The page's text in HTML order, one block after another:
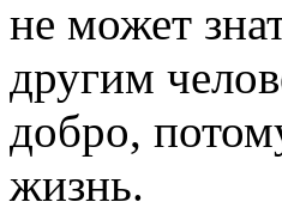
не может
другим
добро,
жизнь.